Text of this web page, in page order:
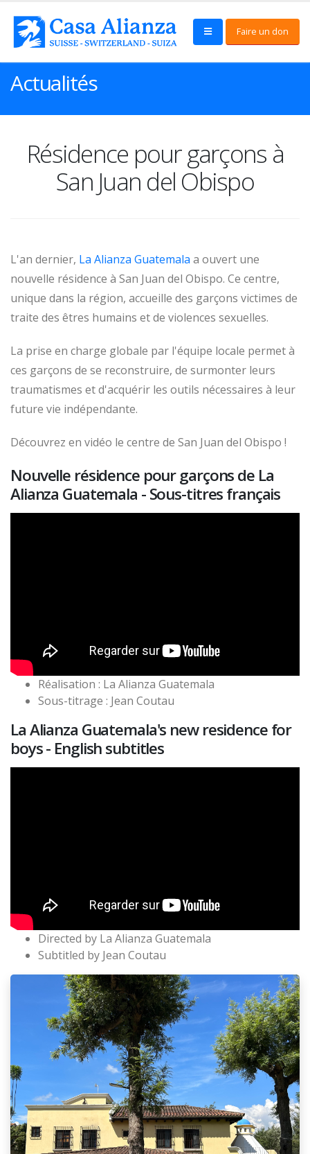
Faire un don
Actualités
Résidence pour garçons à
San Juan del Obispo
L'an dernier, La Alianza Guatemala a ouvert une
nouvelle résidence à San Juan del Obispo. Ce centre,
unique dans la région, accueille des garçons victimes de
traite des êtres humains et de violences sexuelles.
La prise en charge globale par l'équipe locale permet à
ces garçons de se reconstruire, de surmonter leurs
traumatismes et d'acquérir les outils nécessaires à leur
future vie indépendante.
Découvrez en vidéo le centre de San Juan del Obispo !
Nouvelle résidence pour garçons de La
Alianza Guatemala - Sous-titres français
Réalisation : La Alianza Guatemala
Sous-titrage : Jean Coutau
La Alianza Guatemala's new residence for
boys - English subtitles
Directed by La Alianza Guatemala
Subtitled by Jean Coutau